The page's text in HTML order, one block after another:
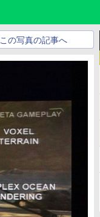
この写真の記事へ